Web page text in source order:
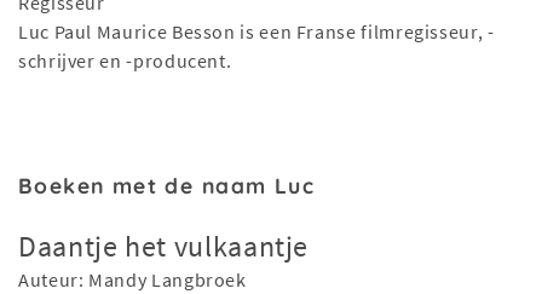
Luc Paul Maurice Besson is een Franse filmregisseur, -
schrijver en -producent.
Boeken met de naam Luc
Daantje het vulkaantje
Auteur: Mandy Langbroek